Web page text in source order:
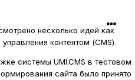
несколько идей как
контентом (CMS).
системы UMI.CMS в тестовом
сайта было принято